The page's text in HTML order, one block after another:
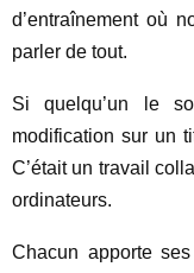
d’entraînement où
parler de tout.
Si quelqu’un le
modification sur un
C’était un travail
ordinateurs.
Chacun apporte